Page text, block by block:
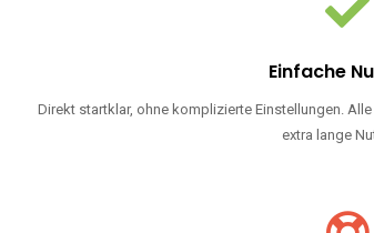
Einfache
Direkt startklar, ohne komplizierte Einstellungen.
extra lange